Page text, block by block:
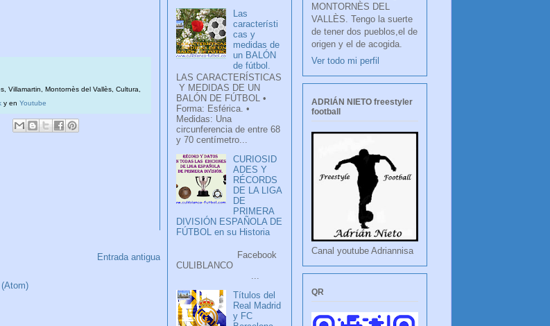
Villamartin, Montornès del Vallès, Cultura,
y en Youtube
Entrada antigua
Las
característi
cas y
medidas de
un BALÓN
de fútbol.
LAS CARACTERÍSTICAS
Y MEDIDAS DE UN
BALÓN DE FÚTBOL •
Forma: Esférica. •
Medidas: Una
circunferencia de entre 68
y 70 centímetro...
CURIOSID
ADES Y
RÉCORDS
DE LA LIGA
DE
PRIMERA
DIVISIÓN ESPAÑOLA DE
FÚTBOL en su Historia
Facebook
CULIBLANCO
...
Títulos del
Real Madrid
y FC
MONTORNÈS DEL
VALLÈS. Tengo la suerte
de tener dos pueblos,el de
origen y el de acogida.
Ver todo mi perfil
ADRIÁN NIETO freestyler
football
Canal youtube Adriannisa
QR